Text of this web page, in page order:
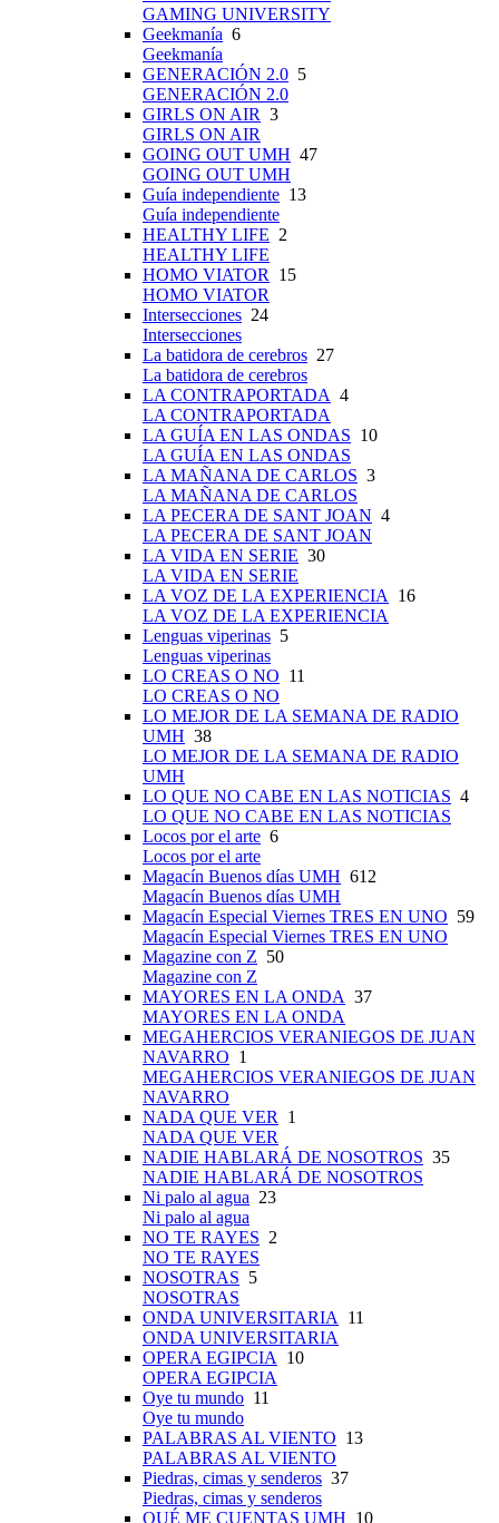
GAMING UNIVERSITY
Geekmanía 6
Geekmanía
GENERACIÓN 2.0 5
GENERACIÓN 2.0
GIRLS ON AIR 3
GIRLS ON AIR
GOING OUT UMH 47
GOING OUT UMH
Guía independiente 13
Guía independiente
HEALTHY LIFE 2
HEALTHY LIFE
HOMO VIATOR 15
HOMO VIATOR
Intersecciones 24
Intersecciones
La batidora de cerebros 27
La batidora de cerebros
LA CONTRAPORTADA 4
LA CONTRAPORTADA
LA GUÍA EN LAS ONDAS 10
LA GUÍA EN LAS ONDAS
LA MAÑANA DE CARLOS 3
LA MAÑANA DE CARLOS
LA PECERA DE SANT JOAN 4
LA PECERA DE SANT JOAN
LA VIDA EN SERIE 30
LA VIDA EN SERIE
LA VOZ DE LA EXPERIENCIA 16
LA VOZ DE LA EXPERIENCIA
Lenguas viperinas 5
Lenguas viperinas
LO CREAS O NO 11
LO CREAS O NO
LO MEJOR DE LA SEMANA DE RADIO
UMH 38
LO MEJOR DE LA SEMANA DE RADIO
UMH
LO QUE NO CABE EN LAS NOTICIAS 4
LO QUE NO CABE EN LAS NOTICIAS
Locos por el arte 6
Locos por el arte
Magacín Buenos días UMH 612
Magacín Buenos días UMH
Magacín Especial Viernes TRES EN UNO 59
Magacín Especial Viernes TRES EN UNO
Magazine con Z 50
Magazine con Z
MAYORES EN LA ONDA 37
MAYORES EN LA ONDA
MEGAHERCIOS VERANIEGOS DE JUAN
NAVARRO 1
MEGAHERCIOS VERANIEGOS DE JUAN
NAVARRO
NADA QUE VER 1
NADA QUE VER
NADIE HABLARÁ DE NOSOTROS 35
NADIE HABLARÁ DE NOSOTROS
Ni palo al agua 23
Ni palo al agua
NO TE RAYES 2
NO TE RAYES
NOSOTRAS 5
NOSOTRAS
ONDA UNIVERSITARIA 11
ONDA UNIVERSITARIA
OPERA EGIPCIA 10
OPERA EGIPCIA
Oye tu mundo 11
Oye tu mundo
PALABRAS AL VIENTO 13
PALABRAS AL VIENTO
Piedras, cimas y senderos 37
Piedras, cimas y senderos
QUÉ ME CUENTAS UMH 10